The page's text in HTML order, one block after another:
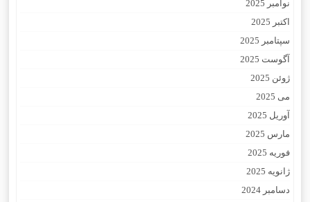
نوامبر 2025
اکتبر 2025
سپتامبر 2025
آگوست 2025
ژوئن 2025
می 2025
آوریل 2025
مارس 2025
فوریه 2025
ژانویه 2025
دسامبر 2024